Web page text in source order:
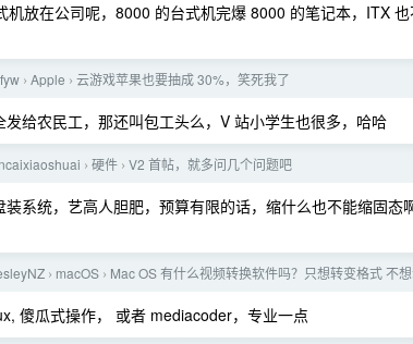
机放在公司呢，8000 的台式机完爆 8000 的笔记本，ITX
› Apple › 云游戏苹果也要抽成 30%，笑死我了
给农民工，那还叫包工头么，V 站小学生也很多，哈哈
› 硬件 › V2 首帖，就多问几个问题吧
系统，艺高人胆肥，预算有限的话，缩什么也不能缩固态
› macOS › Mac OS 有什么视频转换软件吗？只想转变格式 不想
傻瓜式操作， 或者 mediacoder，专业一点